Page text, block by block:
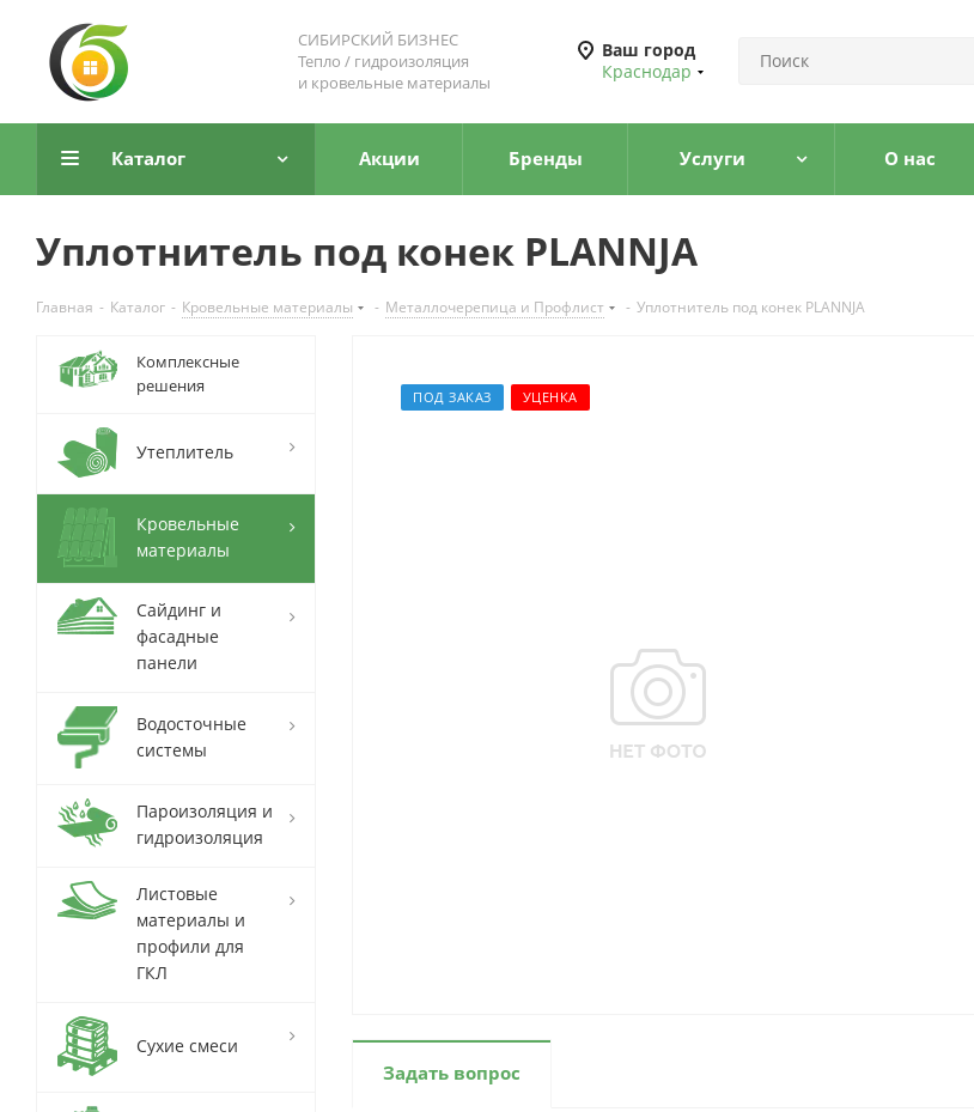
СИБИРСКИЙ БИЗНЕС
Тепло / гидроизоляция
и кровельные материалы
Ваш город
Краснодар
Каталог Акции Бренды Услуги О нас
Уплотнитель под конек PLANNJA
Главная - Каталог - Кровельные материалы - Металлочерепица и Профлист - Уплотнитель под конек PLANNJA
ПОД ЗАКАЗ УЦЕНКА
Задать вопрос
Комплексные
решения
Утеплитель
Кровельные
материалы
Сайдинг и
фасадные
панели
Водосточные
системы
Пароизоляция и
гидроизоляция
Листовые
материалы и
профили для
ГКЛ
Сухие смеси